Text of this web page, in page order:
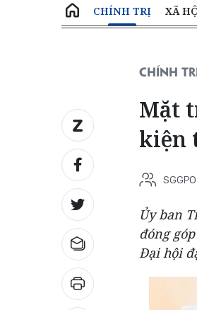
CHÍNH TRỊ XÃ
CHÍNH
Mặt
kiện
SGGPO
Ủy ban
đóng
Đại hội